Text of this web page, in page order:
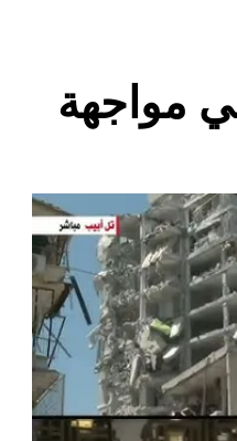
مواجهة